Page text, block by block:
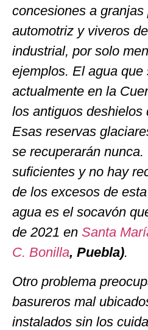
concesiones a
automotriz y viveros
industrial, por solo
ejemplos. El agua que
actualmente en la
los antiguos deshielos
Esas reservas
se recuperarán
suficientes y no hay
de los excesos de
agua es el socavón
de 2021 en Santa
C. Bonilla, Puebla).
Otro problema
basureros mal
instalados sin los